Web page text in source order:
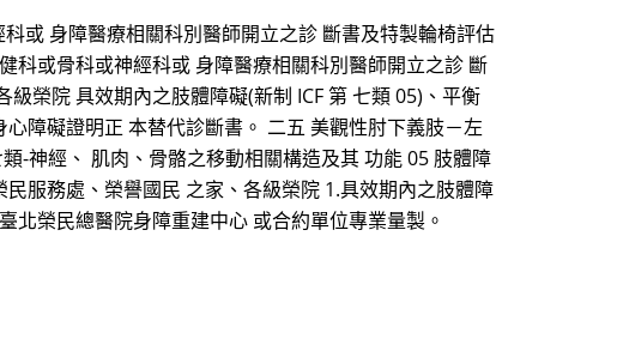
或 身障醫療相關科別醫師開立之診 斷書及特製輪椅評估
科或骨科或神經科或 身障醫療相關科別醫師開立之診 斷
榮院 具效期內之肢體障礙(新制 ICF 第 七類 05)、平衡
障礙證明正 本替代診斷書。 二五 美觀性肘下義肢－左
-神經、 肌肉、骨骼之移動相關構造及其 功能 05 肢體障
服務處、榮譽國民 之家、各級榮院 1.具效期內之肢體障
北榮民總醫院身障重建中心 或合約單位專業量製。